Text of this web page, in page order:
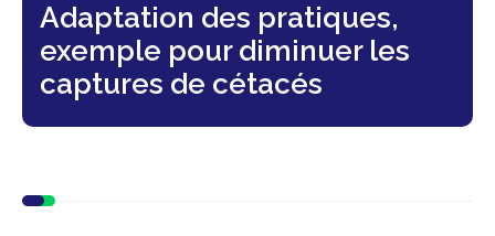
Adaptation des pratiques,
exemple pour diminuer les
captures de cétacés